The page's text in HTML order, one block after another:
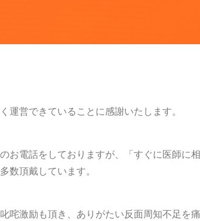
運営できていることに感謝いたします。
電話をしておりますが、「すぐに医師に
数頂戴しています。
咤激励も頂き、ありがたい反面周知不足を痛